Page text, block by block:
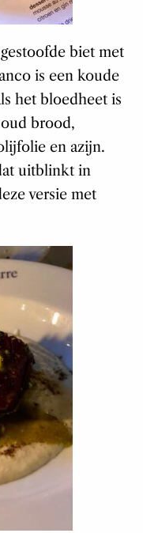
biet met
is een koude
het bloedheet is
brood,
en azijn.
uitblinkt in
versie met